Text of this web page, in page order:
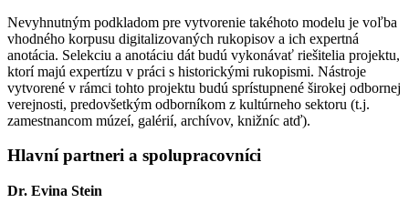
Nevyhnutným podkladom pre vytvorenie takéhoto modelu je voľba
vhodného korpusu digitalizovaných rukopisov a ich expertná
anotácia. Selekciu a anotáciu dát budú vykonávať riešitelia projektu,
ktorí majú expertízu v práci s historickými rukopismi. Nástroje
vytvorené v rámci tohto projektu budú sprístupnené širokej odbornej
verejnosti, predovšetkým odborníkom z kultúrneho sektoru (t.j.
zamestnancom múzeí, galérií, archívov, knižníc atď).
Hlavní partneri a spolupracovníci
Dr. Evina Stein